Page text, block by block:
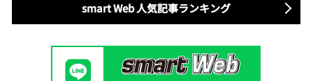
smart Web 人気記事ランキング